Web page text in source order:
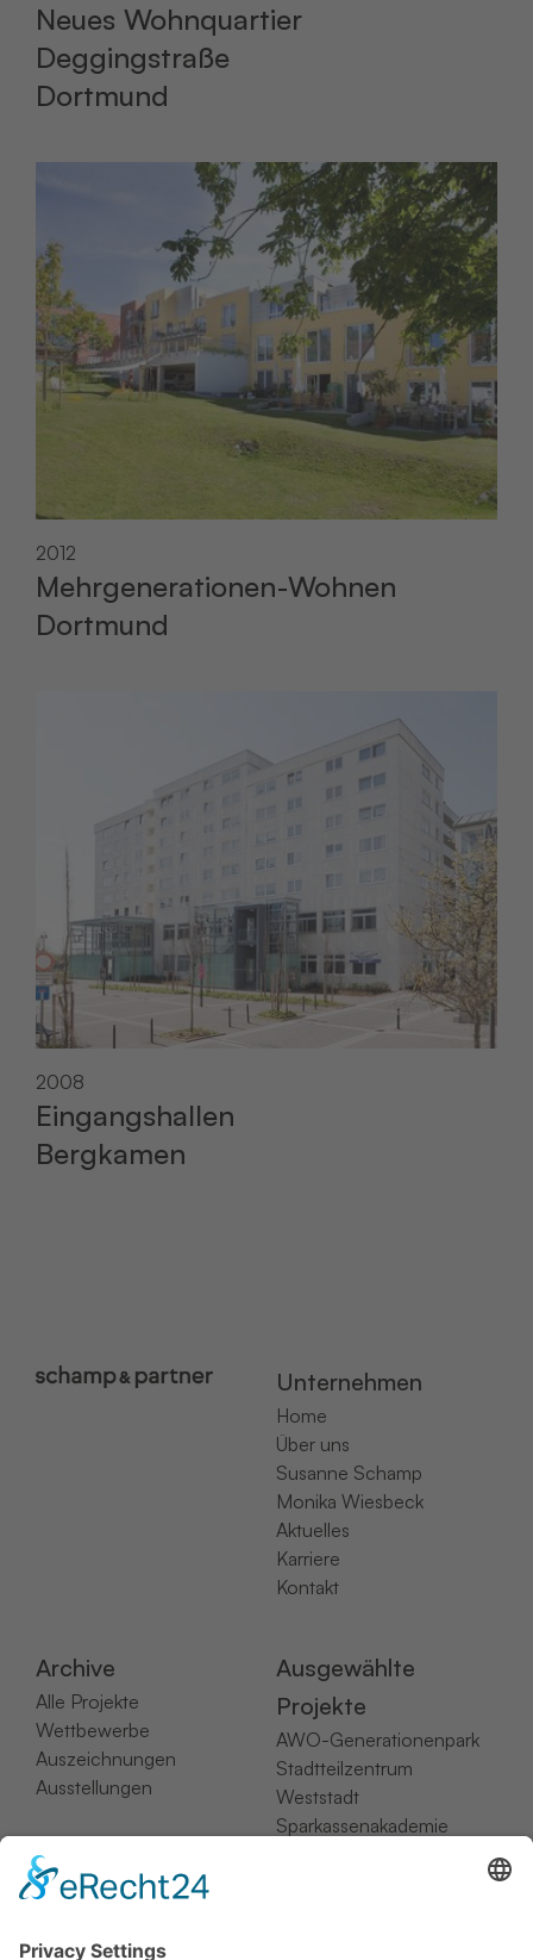
Neues Wohnquartier
Deggingstraße
Dortmund
2012
Mehrgenerationen-Wohnen
Dortmund
2008
Eingangshallen
Bergkamen
Unternehmen
Home
Über uns
Susanne Schamp
Monika Wiesbeck
Aktuelles
Karriere
Kontakt
Archive
Alle Projekte
Wettbewerbe
Auszeichnungen
Ausstellungen
Ausgewählte
Projekte
AWO-Generationenpark
Stadtteilzentrum
Weststadt
Sparkassenakademie